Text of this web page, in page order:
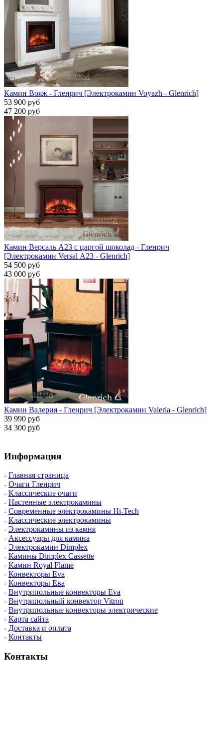
Камин Вояж - Гленрич [Электрокамин Voyazh - Glenrich]
53 900 руб
47 200 руб
Камин Версаль A23 с царгой шоколад - Гленрич
[Электрокамин Versal А23 - Glenrich]
54 500 руб
43 000 руб
Камин Валерия - Гленрич [Электрокамин Valeria - Glenrich]
39 990 руб
34 300 руб
Информация
- Главная страница
- Очаги Гленрич
- Классические очаги
- Настенные электрокамины
- Современные электрокамины Hi-Tech
- Классические электрокамины
- Электрокамины из камня
- Аксессуары для камина
- Электрокамин Dimplex
- Камины Dimplex Cassette
- Камин Royal Flame
- Конвекторы Eva
- Конвекторы Ева
- Внутрипольные конвекторы Eva
- Внутрипольный конвектор Vitron
- Внутрипольные конвекторы электрические
- Карта сайта
- Доставка и оплата
- Контакты
Контакты